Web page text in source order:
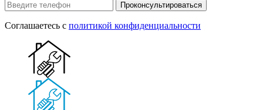
Проконсультироваться
Соглашаетесь с политикой конфиденциальности